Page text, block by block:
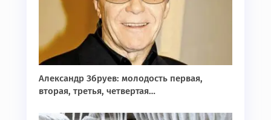
Александр Збруев: молодость первая,
вторая, третья, четвертая…